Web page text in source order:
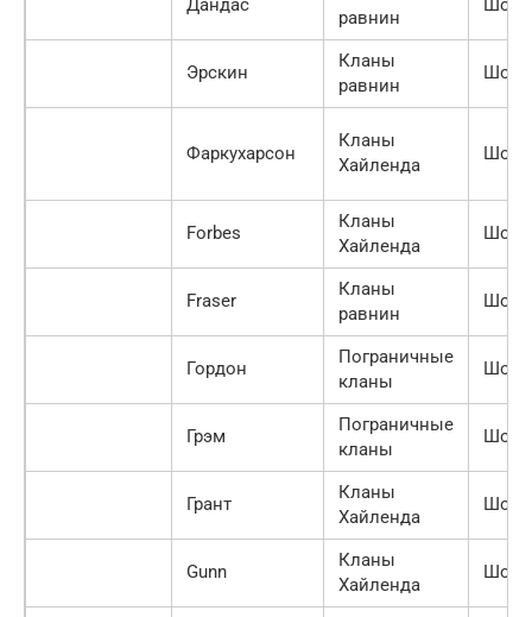
Дандас
равнин
Эрскин
Кланы
равнин
Фаркухарсон
Кланы
Хайленда
Forbes
Кланы
Хайленда
Fraser
Кланы
равнин
Гордон
Пограничные
кланы
Грэм
Пограничные
кланы
Грант
Кланы
Хайленда
Gunn
Кланы
Хайленда